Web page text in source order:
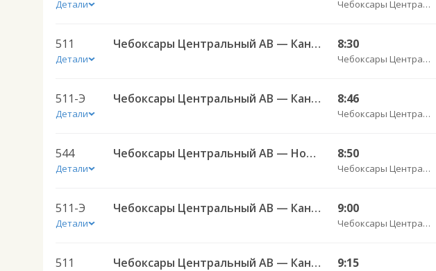
Детали Чебоксары Центральный АВ
511
Детали
Чебоксары Центральный АВ — Канаш АВ 511 8:30
Чебоксары Центральный АВ
511-Э
Детали
Чебоксары Центральный АВ — Канаш АВ 511-ЭЭ 8:46
Чебоксары Центральный АВ
544
Детали
Чебоксары Центральный АВ — Новочелны-Сюрбеево с. 544 8:50
Чебоксары Центральный АВ
511-Э
Детали
Чебоксары Центральный АВ — Канаш АВ 511-ЭЭ 9:00
Чебоксары Центральный АВ
511 Чебоксары Центральный АВ — Канаш АВ 511 9:15